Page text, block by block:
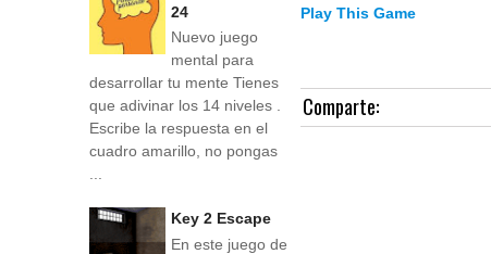
Play This Game
Comparte:
24
Nuevo juego
mental para
desarrollar tu mente Tienes
que adivinar los 14 niveles .
Escribe la respuesta en el
cuadro amarillo, no pongas
...
Key 2 Escape
En este juego de